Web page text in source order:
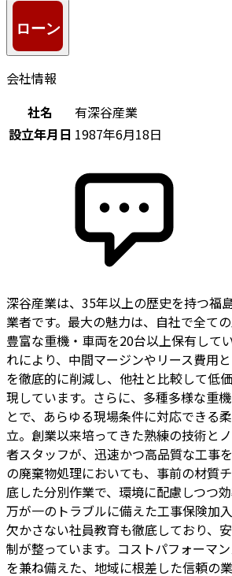
会社情報
社名
有深谷産業
設立年月日 1987年6月18日
深谷産業は、35年以上の歴史を持つ福
業者です。最大の魅力は、自社で全ての
豊富な重機・車両を20台以上保有して
れにより、中間マージンやリース費用
を徹底的に削減し、他社と比較して低
現しています。さらに、多種多様な重
とで、あらゆる現場条件に対応できる
立。創業以来培ってきた熟練の技術と
者スタッフが、迅速かつ高品質な工事
の廃棄物処理においても、事前の材質
底した分別作業で、環境に配慮しつつ
万が一のトラブルに備えた工事保険加
欠かさない社員教育も徹底しており、
制が整っています。コストパフォーマ
を兼ね備えた、地域に根差した信頼の